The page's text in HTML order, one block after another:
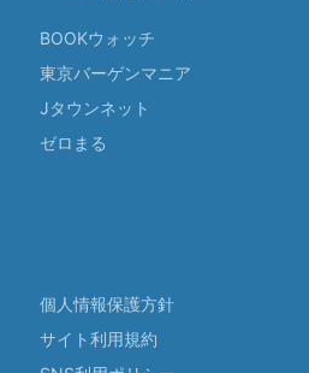
BOOKウォッチ
東京バーゲンマニア
Jタウンネット
ゼロまる
個人情報保護方針
サイト利用規約